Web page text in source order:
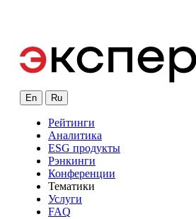
En Ru
Рейтинги
Аналитика
ESG продукты
Рэнкинги
Конференции
Тематики
Услуги
FAQ